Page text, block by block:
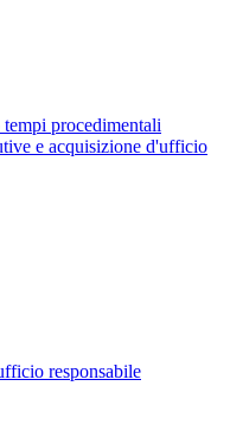
procedimentali
e acquisizione d'ufficio
responsabile